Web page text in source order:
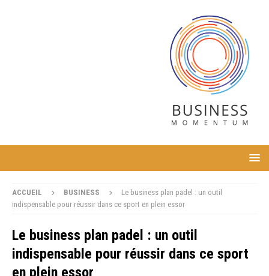
ACCUEIL BUSINESS
Le business plan padel : un outil
indispensable pour réussir dans ce sport en plein essor
Le business plan padel : un outil
indispensable pour réussir dans ce sport
en plein essor